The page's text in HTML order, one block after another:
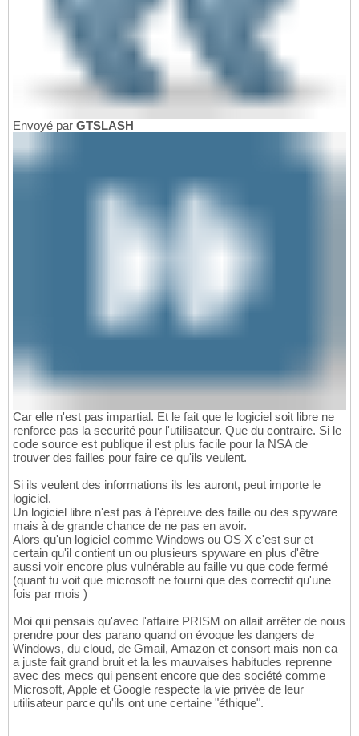
Envoyé par GTSLASH
Car elle n'est pas impartial. Et le fait que le logiciel soit libre ne
renforce pas la securité pour l'utilisateur. Que du contraire. Si le
code source est publique il est plus facile pour la NSA de
trouver des failles pour faire ce qu'ils veulent.
Si ils veulent des informations ils les auront, peut importe le
logiciel.
Un logiciel libre n'est pas à l'épreuve des faille ou des spyware
mais à de grande chance de ne pas en avoir.
Alors qu'un logiciel comme Windows ou OS X c'est sur et
certain qu'il contient un ou plusieurs spyware en plus d'être
aussi voir encore plus vulnérable au faille vu que code fermé
(quant tu voit que microsoft ne fourni que des correctif qu'une
fois par mois )
Moi qui pensais qu'avec l'affaire PRISM on allait arrêter de nous
prendre pour des parano quand on évoque les dangers de
Windows, du cloud, de Gmail, Amazon et consort mais non ca
a juste fait grand bruit et la les mauvaises habitudes reprenne
avec des mecs qui pensent encore que des société comme
Microsoft, Apple et Google respecte la vie privée de leur
utilisateur parce qu'ils ont une certaine "éthique".